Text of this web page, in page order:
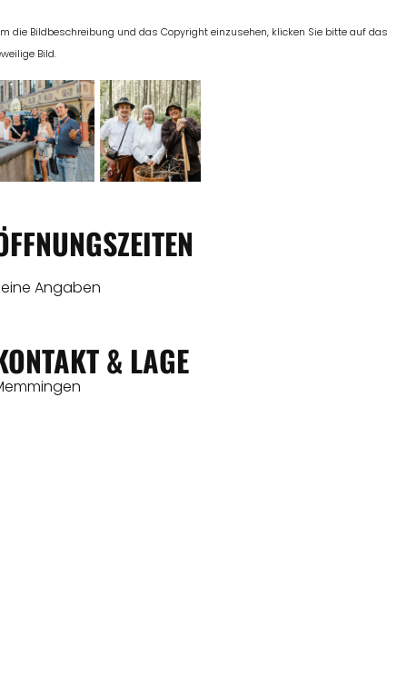
die Bildbeschreibung und das Copyright einzusehen, klicken Sie bitte auf das
Bild.
Angaben
& LAGE